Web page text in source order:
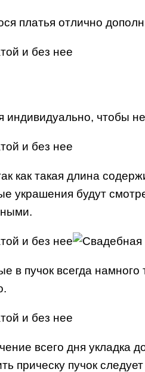
отлично
чтобы
как такая длина
украшения будут
пучок всегда
всего дня укладка
прическу пучок